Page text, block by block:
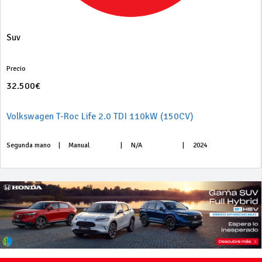
Suv
Precio
32.500€
Volkswagen T-Roc Life 2.0 TDI 110kW (150CV)
Segunda mano Manual N/A 2024